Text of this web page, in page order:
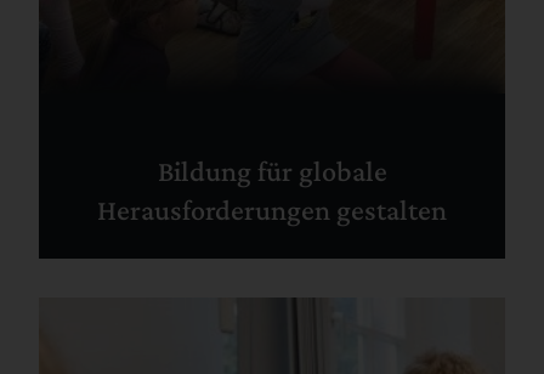
Bildung für globale
Herausforderungen gestalten